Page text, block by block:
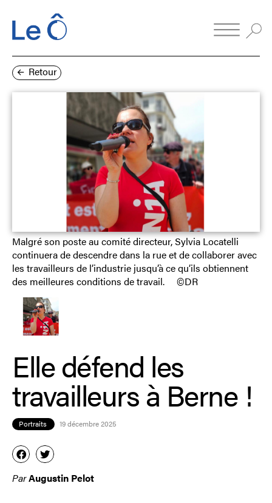
Retour
Elle défend les
travailleurs à Berne !
Portraits 19 décembre 2025
ParAugustin Pelot
Malgré son poste au comité directeur, Sylvia Locatelli
continuera de descendre dans la rue et de collaborer avec
les travailleurs de l’industrie jusqu’à ce qu’ils obtiennent
des meilleures conditions de travail. ©DR